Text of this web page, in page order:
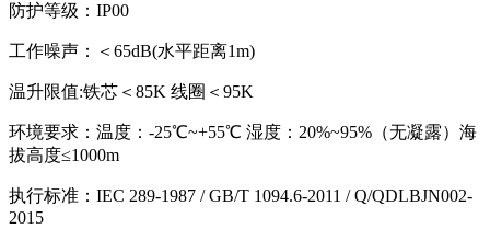
防护等级：IP00
工作噪声：＜65dB(水平距离1m)
温升限值:铁芯＜85K 线圈＜95K
环境要求：温度：-25℃~+55℃ 湿度：20%~95%（无凝露）海
拔高度≤1000m
执行标准：IEC 289-1987 / GB/T 1094.6-2011 / Q/QDLBJN002-
2015